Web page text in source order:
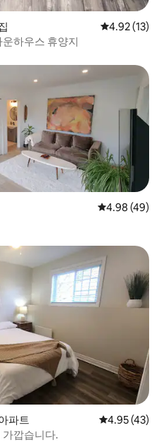
평점 4.92점
4.92 (13)
하우스 휴양지
평점 4.98점(5
4.98 (49)
파트 평점 4.95점
4.95 (43)
깝습니다.